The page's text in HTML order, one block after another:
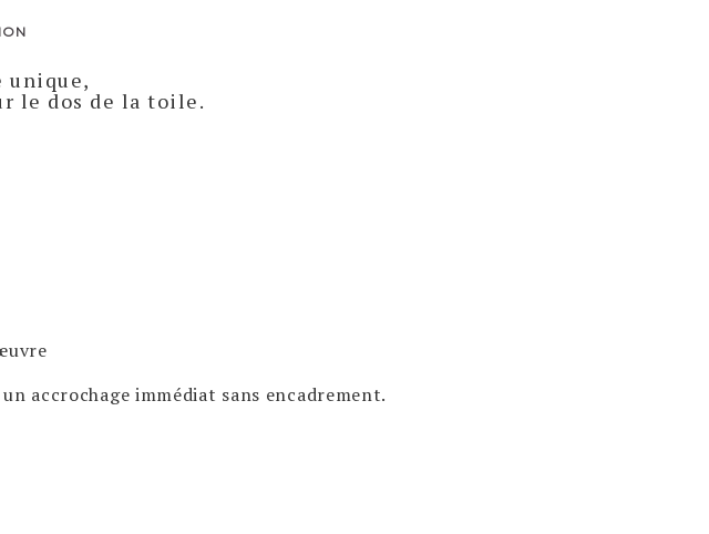
unique,
le dos de la toile.
accrochage immédiat sans encadrement.